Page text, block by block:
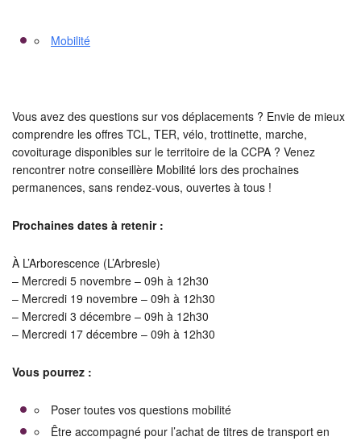
Mobilité
Vous avez des questions sur vos déplacements ? Envie de mieux
comprendre les offres TCL, TER, vélo, trottinette, marche,
covoiturage disponibles sur le territoire de la CCPA ? Venez
rencontrer notre conseillère Mobilité lors des prochaines
permanences, sans rendez-vous, ouvertes à tous !
Prochaines dates à retenir :
À L’Arborescence (L’Arbresle)
– Mercredi 5 novembre – 09h à 12h30
– Mercredi 19 novembre – 09h à 12h30
– Mercredi 3 décembre – 09h à 12h30
– Mercredi 17 décembre – 09h à 12h30
Vous pourrez :
Poser toutes vos questions mobilité
Être accompagné pour l’achat de titres de transport en